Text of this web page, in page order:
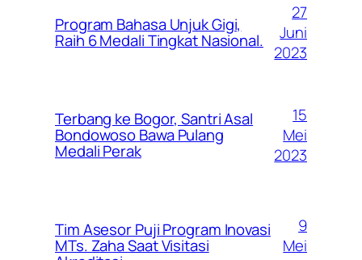
Program Bahasa Unjuk Gigi,
Raih 6 Medali Tingkat Nasional.
27
Juni
2023
Terbang ke Bogor, Santri Asal
Bondowoso Bawa Pulang
Medali Perak
15
Mei
2023
Tim Asesor Puji Program Inovasi
MTs. Zaha Saat Visitasi
9
Mei